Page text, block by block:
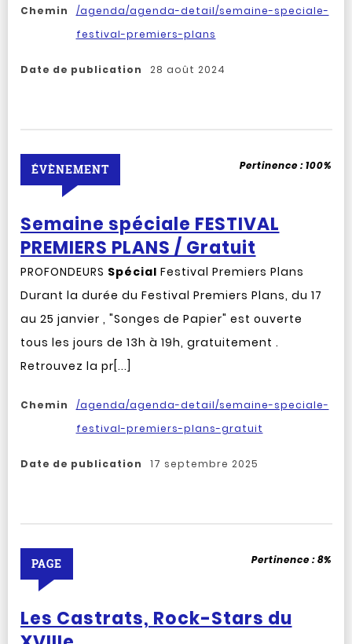
Chemin
/agenda/agenda-detail/semaine-speciale-
festival-premiers-plans
Date de publication 28 août 2024
Semaine spéciale FESTIVAL
PREMIERS PLANS / Gratuit
ÉVÈNEMENT Pertinence :100%
PROFONDEURS Spécial Festival Premiers Plans
Durant la durée du Festival Premiers Plans, du 17
au 25 janvier , "Songes de Papier" est ouverte
tous les jours de 13h à 19h, gratuitement .
Retrouvez la pr[...]
Chemin
/agenda/agenda-detail/semaine-speciale-
festival-premiers-plans-gratuit
Date de publication 17 septembre 2025
Les Castrats, Rock-Stars du
PAGE Pertinence :8%